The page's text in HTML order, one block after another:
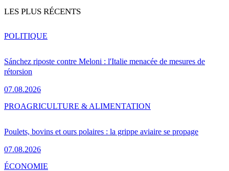
LES PLUS RÉCENTS
Sánchez riposte contre Meloni : l'Italie menacée de mesures de
rétorsion
07.08.2026
POLITIQUE
Poulets, bovins et ours polaires : la grippe aviaire se propage
07.08.2026
PROAGRICULTURE & ALIMENTATION
ÉCONOMIE